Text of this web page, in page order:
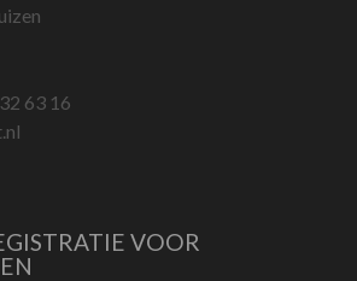
63 16
VOOR